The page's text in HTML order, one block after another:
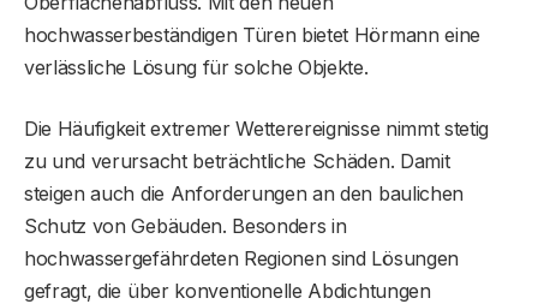
hochwasserbeständigen Türen bietet Hörmann eine
verlässliche Lösung für solche Objekte.
Die Häufigkeit extremer Wetterereignisse nimmt stetig
zu und verursacht beträchtliche Schäden. Damit
steigen auch die Anforderungen an den baulichen
Schutz von Gebäuden. Besonders in
hochwassergefährdeten Regionen sind Lösungen
gefragt, die über konventionelle Abdichtungen